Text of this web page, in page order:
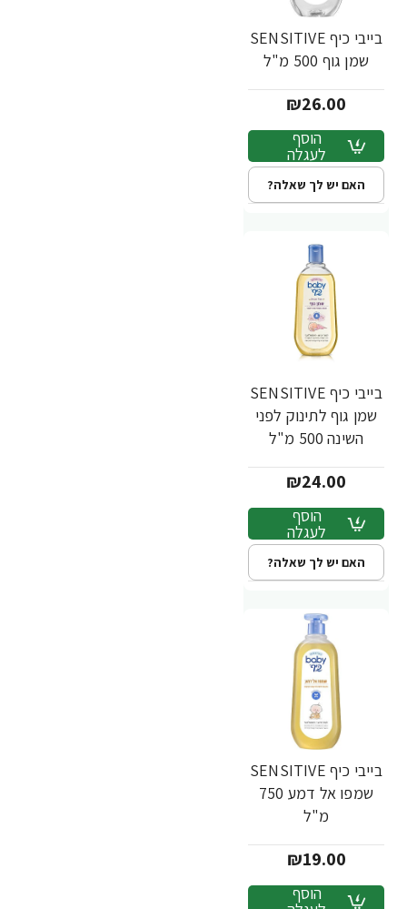
בייבי כיף SENSITIVE
שמן גוף 500 מ"ל
₪26.00
הוסף
לעגלה
האם יש לך שאלה?
בייבי כיף SENSITIVE
שמן גוף לתינוק לפני
השינה 500 מ"ל
₪24.00
הוסף
לעגלה
האם יש לך שאלה?
בייבי כיף SENSITIVE
שמפו אל דמע 750
מ"ל
₪19.00
הוסף